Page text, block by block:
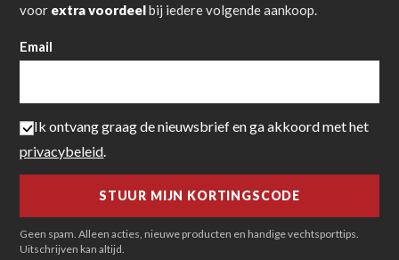
voor extra voordeelbij iedere volgende aankoop.
Email
Ik ontvang graag de nieuwsbrief en ga akkoord met het
privacybeleid
Geen spam. Alleen acties, nieuwe producten en handige vechtsporttips.
Uitschrijven kan altijd.